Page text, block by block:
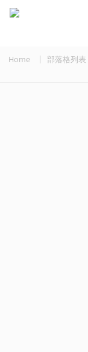
Home 部落格列表